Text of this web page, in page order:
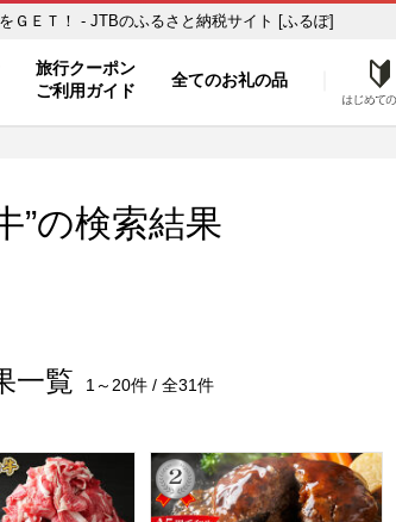
行クーポンをＧＥＴ！ - JTBのふるさと納税サイト [ふるぽ]
旅行クーポン
ご利用ガイド
全てのお礼の品
”の検索結果
一覧 1～20件 / 全31件